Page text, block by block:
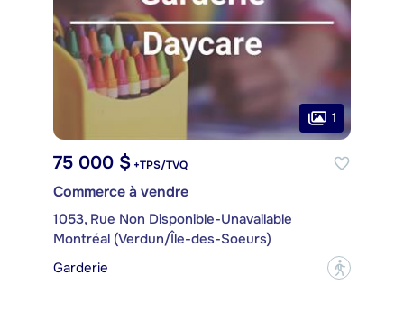
1
75 000 $ +TPS/TVQ
Commerce à vendre
1053, Rue Non Disponible-Unavailable
Montréal (Verdun/Île-des-Soeurs)
Garderie
?